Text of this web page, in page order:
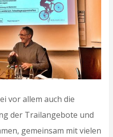
vor allem auch die
der Trailangebote und
gemeinsam mit vielen